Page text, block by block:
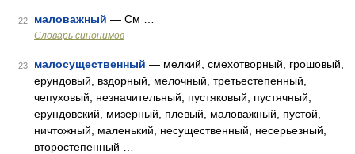
22 маловажный — См …
Словарь синонимов
23 малосущественный — мелкий, смехотворный, грошовый,
ерундовый, вздорный, мелочный, третьестепенный,
чепуховый, незначительный, пустяковый, пустячный,
ерундовский, мизерный, плевый, маловажный, пустой,
ничтожный, маленький, несущественный, несерьезный,
второстепенный …